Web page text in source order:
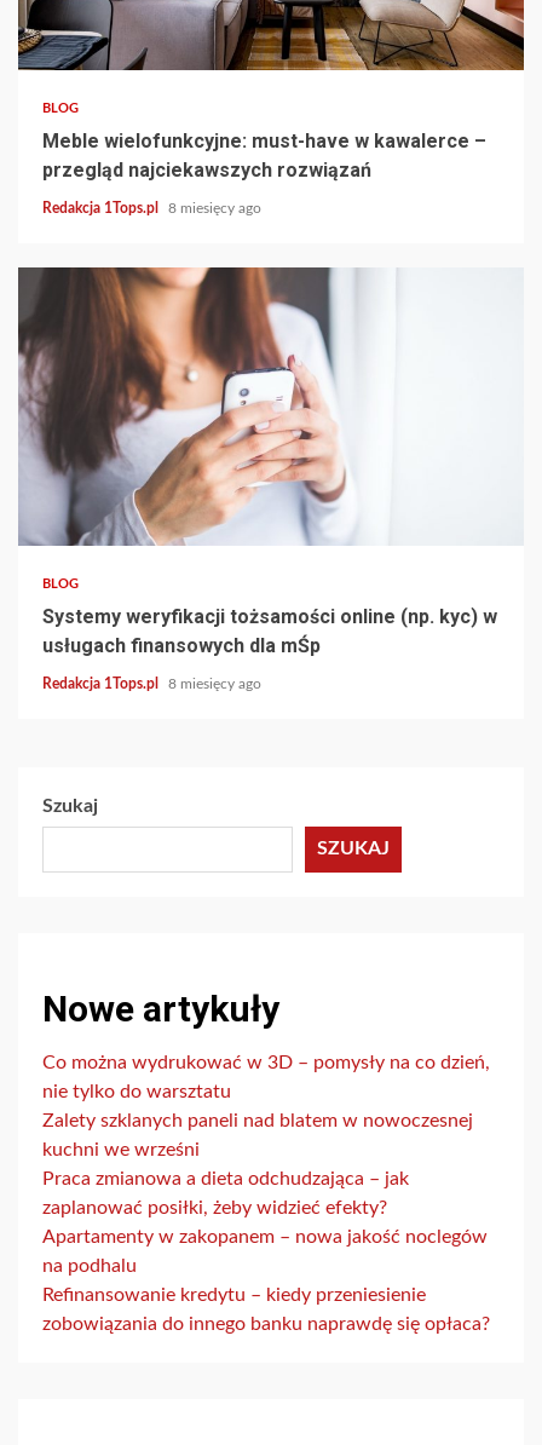
4 min read
BLOG
Meble wielofunkcyjne: must-have w kawalerce –
przegląd najciekawszych rozwiązań
Redakcja 1Tops.pl 8 miesięcy ago
BLOG
Systemy weryfikacji tożsamości online (np. kyc) w
usługach finansowych dla mŚp
Redakcja 1Tops.pl 8 miesięcy ago
Szukaj
SZUKAJ
Nowe artykuły
Co można wydrukować w 3D – pomysły na co dzień,
nie tylko do warsztatu
Zalety szklanych paneli nad blatem w nowoczesnej
kuchni we wrześni
Praca zmianowa a dieta odchudzająca – jak
zaplanować posiłki, żeby widzieć efekty?
Apartamenty w zakopanem – nowa jakość noclegów
na podhalu
Refinansowanie kredytu – kiedy przeniesienie
zobowiązania do innego banku naprawdę się opłaca?